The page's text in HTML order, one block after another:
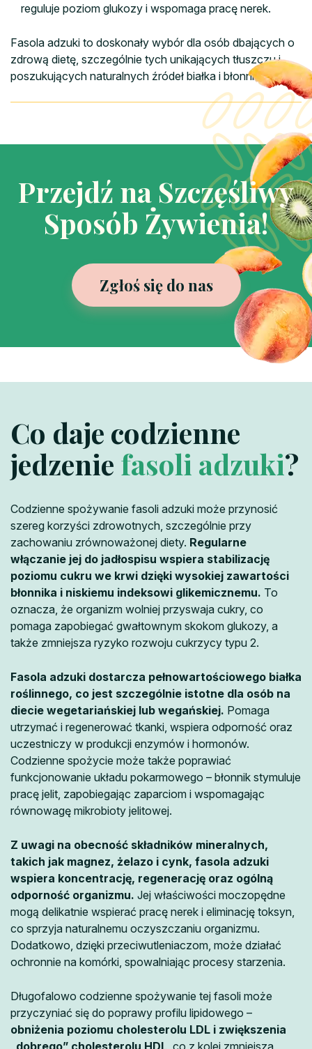
reguluje poziom glukozy i wspomaga pracę nerek.
Fasola adzuki to doskonały wybór dla osób dbających o
zdrową dietę, szczególnie tych unikających tłuszczu i
poszukujących naturalnych źródeł białka i błonnika.
Przejdź na Szczęśliwy
Sposób Żywienia!
Zgłoś się do nas
Co daje codzienne
jedzenie fasoli adzuki?
Codzienne spożywanie fasoli adzuki może przynosić
szereg korzyści zdrowotnych, szczególnie przy
zachowaniu zrównoważonej diety. Regularne
włączanie jej do jadłospisu wspiera stabilizację
poziomu cukru we krwi dzięki wysokiej zawartości
błonnika i niskiemu indeksowi glikemicznemu. To
oznacza, że organizm wolniej przyswaja cukry, co
pomaga zapobiegać gwałtownym skokom glukozy, a
także zmniejsza ryzyko rozwoju cukrzycy typu 2.
Fasola adzuki dostarcza pełnowartościowego białka
roślinnego, co jest szczególnie istotne dla osób na
diecie wegetariańskiej lub wegańskiej. Pomaga
utrzymać i regenerować tkanki, wspiera odporność oraz
uczestniczy w produkcji enzymów i hormonów.
Codzienne spożycie może także poprawiać
funkcjonowanie układu pokarmowego – błonnik stymuluje
pracę jelit, zapobiegając zaparciom i wspomagając
równowagę mikrobioty jelitowej.
Z uwagi na obecność składników mineralnych,
takich jak magnez, żelazo i cynk, fasola adzuki
wspiera koncentrację, regenerację oraz ogólną
odporność organizmu. Jej właściwości moczopędne
mogą delikatnie wspierać pracę nerek i eliminację toksyn,
co sprzyja naturalnemu oczyszczaniu organizmu.
Dodatkowo, dzięki przeciwutleniaczom, może działać
ochronnie na komórki, spowalniając procesy starzenia.
Długofalowo codzienne spożywanie tej fasoli może
przyczyniać się do poprawy profilu lipidowego –
obniżenia poziomu cholesterolu LDL i zwiększenia
„dobrego” cholesterolu HDL
, co z kolei zmniejsza